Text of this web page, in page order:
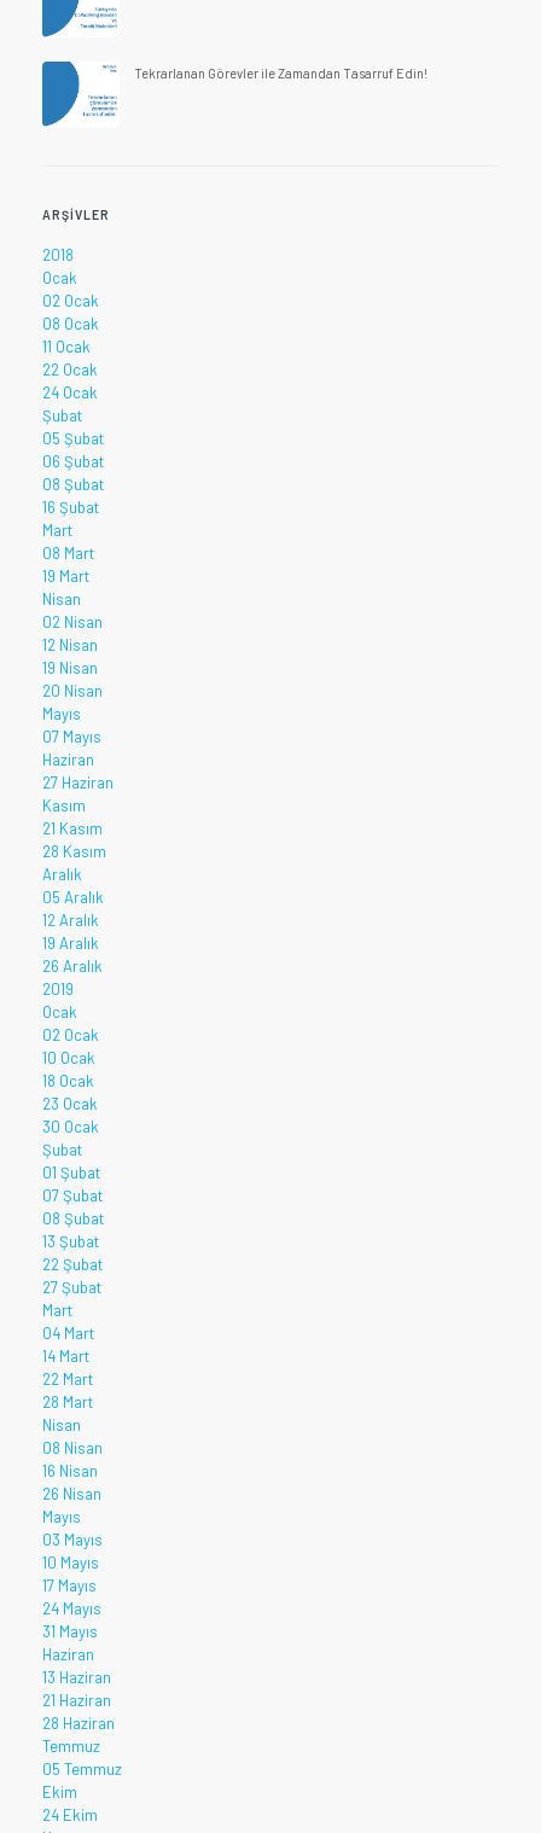
Tekrarlanan Görevler ile Zamandan Tasarruf Edin!
ARŞIVLER
2018
Ocak
02 Ocak
08 Ocak
11 Ocak
22 Ocak
24 Ocak
Şubat
05 Şubat
06 Şubat
08 Şubat
16 Şubat
Mart
08 Mart
19 Mart
Nisan
02 Nisan
12 Nisan
19 Nisan
20 Nisan
Mayıs
07 Mayıs
Haziran
27 Haziran
Kasım
21 Kasım
28 Kasım
Aralık
05 Aralık
12 Aralık
19 Aralık
26 Aralık
2019
Ocak
02 Ocak
10 Ocak
18 Ocak
23 Ocak
30 Ocak
Şubat
01 Şubat
07 Şubat
08 Şubat
13 Şubat
22 Şubat
27 Şubat
Mart
04 Mart
14 Mart
22 Mart
28 Mart
Nisan
08 Nisan
16 Nisan
26 Nisan
Mayıs
03 Mayıs
10 Mayıs
17 Mayıs
24 Mayıs
31 Mayıs
Haziran
13 Haziran
21 Haziran
28 Haziran
Temmuz
05 Temmuz
Ekim
24 Ekim